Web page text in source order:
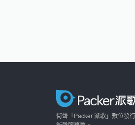
街聲「Packer 派歌」數位發